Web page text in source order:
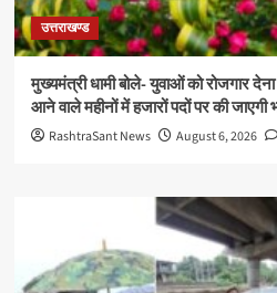
उत्तराखण्ड
मुख्यमंत्री धामी बोले- युवाओं को रोजगार
आने वाले महीनों में हजारों पदों पर की जाएगी
RashtraSant News August 6, 2026